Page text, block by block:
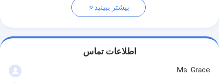
بیشتر ببینید
اطلاعات تماس
Ms. Grace